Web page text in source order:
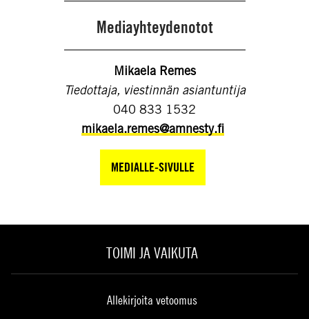
Mediayhteydenotot
Mikaela Remes
Tiedottaja, viestinnän asiantuntija
040 833 1532
mikaela.remes@amnesty.fi
MEDIALLE-SIVULLE
TOIMI JA VAIKUTA
Allekirjoita vetoomus